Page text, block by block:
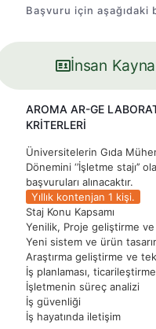
Başvuru için
İnsan
AROMA AR-GE
KRİTERLERİ
Üniversitelerin Gıda
Dönemini ‘’İşletme stajı’’
başvuruları alınacaktır.
Yıllık kontenjan 1 kişi.
Staj Konu Kapsamı
Yenilik, Proje geliştirme
Yeni sistem ve ürün
Araştırma geliştirme ve
İş planlaması,
İşletmenin süreç analizi
İş güvenliği
İş hayatında iletişim